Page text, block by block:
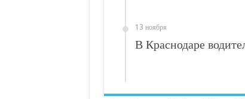
13 ноября
В Краснодаре